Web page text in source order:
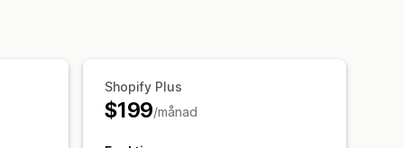
Shopify Plus
$199/månad